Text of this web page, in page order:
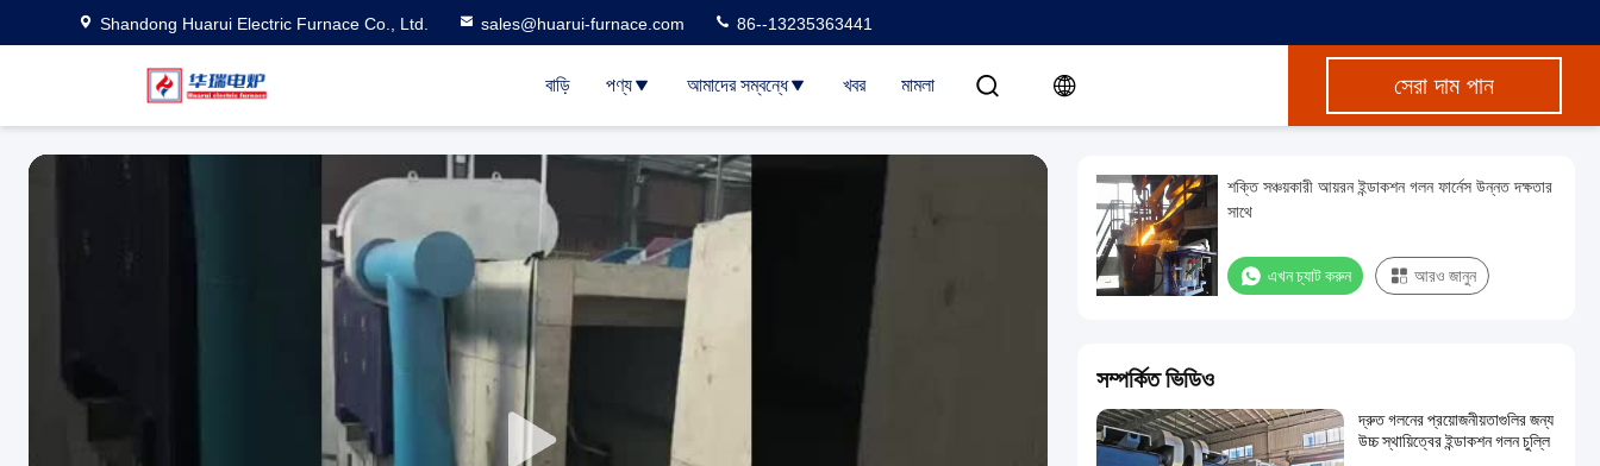
Shandong Huarui Electric Furnace Co., Ltd. sales@huarui-furnace.com 86--13235363441
বাড়ি পণ্য আমাদের সম্বন্ধে খবর মামলা সেরা দাম পান
শক্তি সঞ্চয়কারী আয়রন ইন্ডাকশন গলন ফার্নেস উন্নত দক্ষতার
সাথে
এখন চ্যাট করুন আরও জানুন
সম্পর্কিত ভিডিও
দ্রুত গলনের প্রয়োজনীয়তাগুলির জন্য
উচ্চ স্থায়িত্বের ইন্ডাকশন গলন চুল্লি